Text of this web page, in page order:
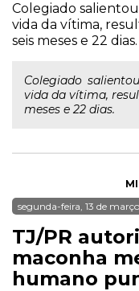
Colegiado
vida da vítima,
seis meses e 22 dias.
Colegiado
vida da vítima,
meses e 22 dias.
segunda-feira, 13 de
TJ/PR
maconha
humano